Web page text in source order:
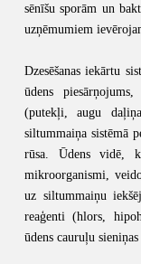
sēnīšu sporām un
uzņēmumiem
Dzesēšanas iekārtu
ūdens
(putekļi, augu
siltummaiņa sistēmā
rūsa. Ūdens vidē,
mikroorganismi,
uz siltummaiņu
reaģenti (hlors,
ūdens cauruļu